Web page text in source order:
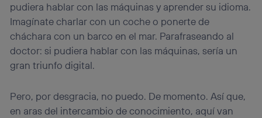
pudiera hablar con las máquinas y aprender su idioma.
Imagínate charlar con un coche o ponerte de
cháchara con un barco en el mar. Parafraseando al
doctor: si pudiera hablar con las máquinas, sería un
gran triunfo digital.
Pero, por desgracia, no puedo. De momento. Así que,
en aras del intercambio de conocimiento, aquí van